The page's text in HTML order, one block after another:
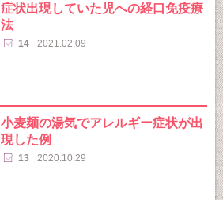
症状出現していた児への経口免疫療
法
14 2021.02.09
小麦麺の湯気でアレルギー症状が出
現した例
13 2020.10.29